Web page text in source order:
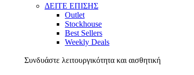
ΔΕΙΤΕ ΕΠΙΣΗΣ
Outlet
Stockhouse
Best Sellers
Weekly Deals
Συνδυάστε λειτουργικότητα και αισθητική